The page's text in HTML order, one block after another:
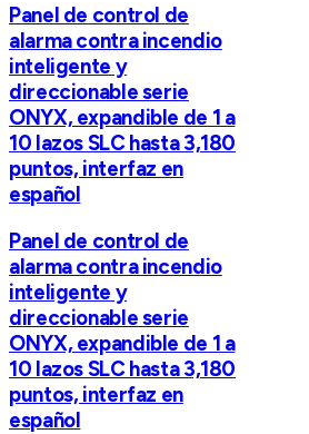
Panel de control de
alarma contra incendio
inteligente y
direccionable serie
ONYX, expandible de 1 a
10 lazos SLC hasta 3,180
puntos, interfaz en
español
Panel de control de
alarma contra incendio
inteligente y
direccionable serie
ONYX, expandible de 1 a
10 lazos SLC hasta 3,180
puntos, interfaz en
español